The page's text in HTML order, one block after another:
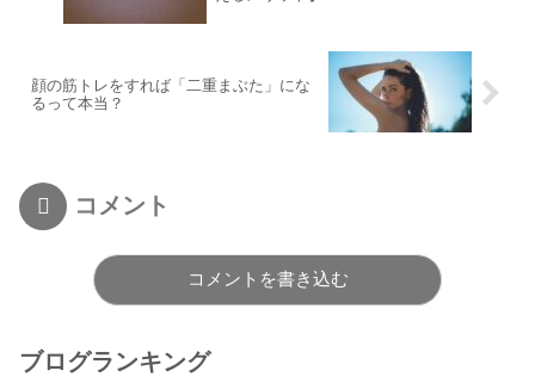
顔の筋トレをすれば「二重まぶた」にな
るって本当？
コメント
コメントを書き込む
ブログランキング